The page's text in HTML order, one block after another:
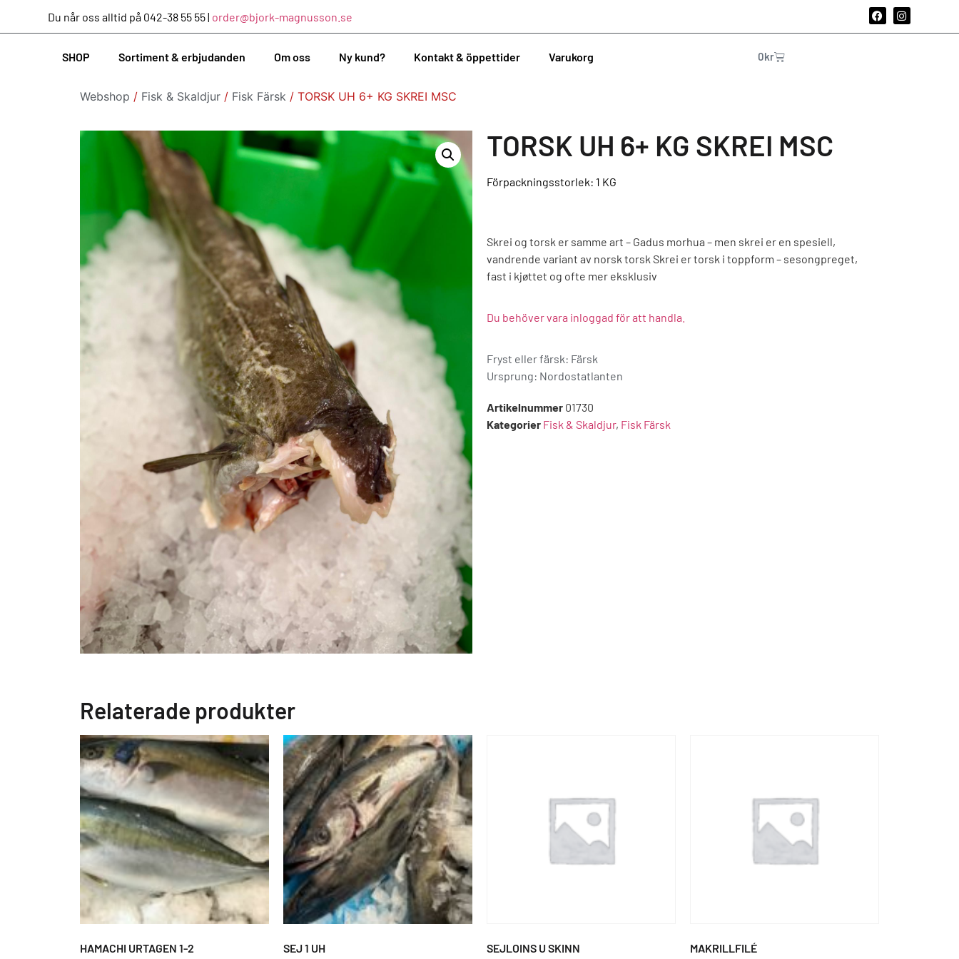
Du når oss alltid på 042-38 55 55 | order@bjork-magnusson.se
SHOP Sortiment & erbjudanden Om oss Ny kund? Kontakt & öppettider Varukorg 0kr
Webshop / Fisk & Skaldjur / Fisk Färsk / TORSK UH 6+ KG SKREI MSC
TORSK UH 6+ KG SKREI MSC
Förpackningsstorlek: 1 KG
Skrei og torsk er samme art – Gadus morhua – men skrei er en spesiell,
vandrende variant av norsk torsk Skrei er torsk i toppform – sesongpreget,
fast i kjøttet og ofte mer eksklusiv
Du behöver vara inloggad för att handla.
Fryst eller färsk: Färsk
Ursprung: Nordostatlanten
Artikelnummer 01730
Kategorier Fisk & Skaldjur, Fisk Färsk
Relaterade produkter
HAMACHI URTAGEN 1-2 SEJ 1 UH SEJLOINS U SKINN MAKRILLFILÉ